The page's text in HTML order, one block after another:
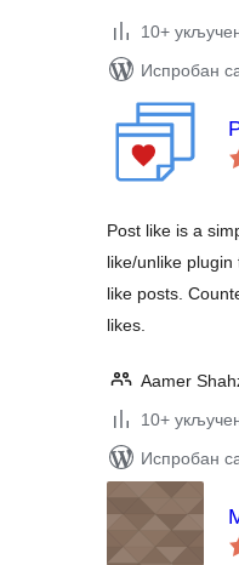
10+
Испробан
Post like is a
like/unlike
like posts.
likes.
Aamer
10+
Испробан